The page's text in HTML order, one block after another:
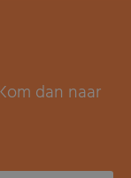
dan naar